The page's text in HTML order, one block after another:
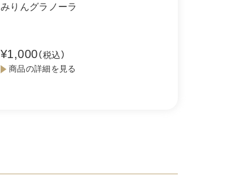
みりんグラノーラ
¥1,000（税込）
商品の詳細を見る